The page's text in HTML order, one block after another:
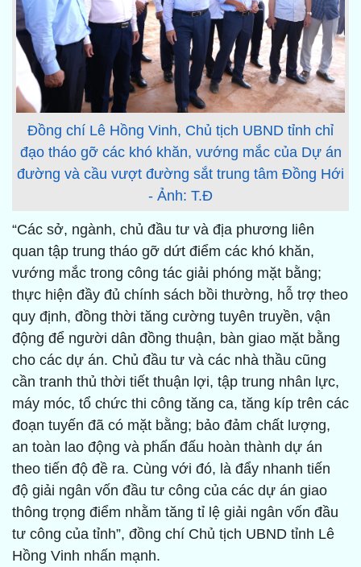
Đồng chí Lê Hồng Vinh, Chủ tịch UBND tỉnh chỉ
đạo tháo gỡ các khó khăn, vướng mắc của Dự án
đường và cầu vượt đường sắt trung tâm Đồng Hới
- Ảnh: T.Đ
“Các sở, ngành, chủ đầu tư và địa phương liên
quan tập trung tháo gỡ dứt điểm các khó khăn,
vướng mắc trong công tác giải phóng mặt bằng;
thực hiện đầy đủ chính sách bồi thường, hỗ trợ theo
quy định, đồng thời tăng cường tuyên truyền, vận
động để người dân đồng thuận, bàn giao mặt bằng
cho các dự án. Chủ đầu tư và các nhà thầu cũng
cần tranh thủ thời tiết thuận lợi, tập trung nhân lực,
máy móc, tổ chức thi công tăng ca, tăng kíp trên các
đoạn tuyến đã có mặt bằng; bảo đảm chất lượng,
an toàn lao động và phấn đấu hoàn thành dự án
theo tiến độ đề ra. Cùng với đó, là đẩy nhanh tiến
độ giải ngân vốn đầu tư công của các dự án giao
thông trọng điểm nhằm tăng tỉ lệ giải ngân vốn đầu
tư công của tỉnh”, đồng chí Chủ tịch UBND tỉnh Lê
Hồng Vinh nhấn mạnh.